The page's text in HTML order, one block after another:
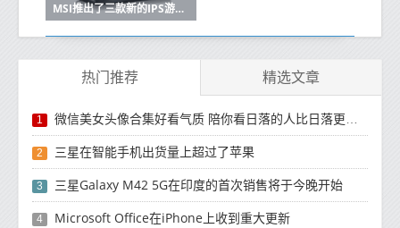
MSI推出了三款新的IPS游戏显示器不会让你倾家荡产
热门推荐 精选文章
1 微信美女头像合集好看气质 陪你看日落的人比日落更浪漫
2 三星在智能手机出货量上超过了苹果
3 三星Galaxy M42 5G在印度的首次销售将于今晚开始
4 Microsoft Office在iPhone上收到重大更新